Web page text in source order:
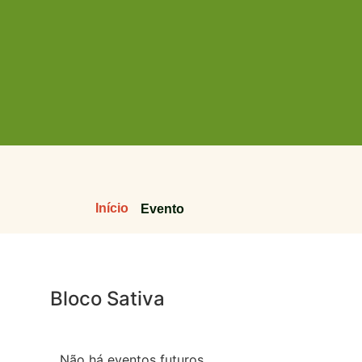
Início Evento
Bloco Sativa